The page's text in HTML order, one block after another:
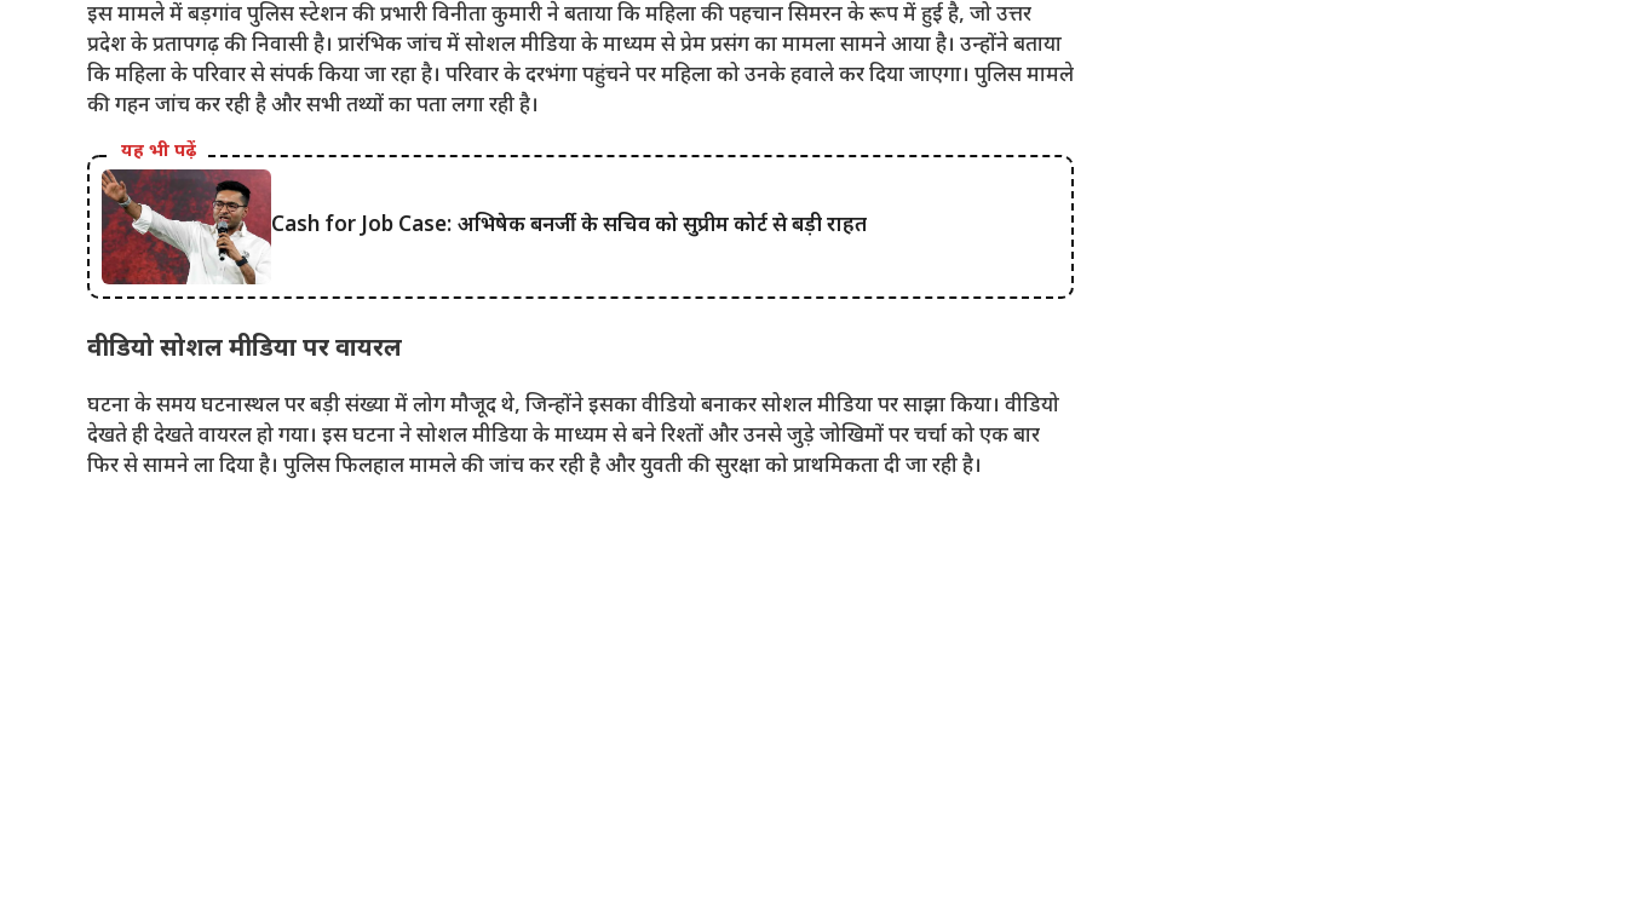
इस मामले में बड़गांव पुलिस स्टेशन की प्रभारी विनीता कुमारी ने बताया कि महिला की पहचान सिमरन के रूप में हुई है, जो उत्तर
प्रदेश के प्रतापगढ़ की निवासी है। प्रारंभिक जांच में सोशल मीडिया के माध्यम से प्रेम प्रसंग का मामला सामने आया है। उन्होंने बताया
कि महिला के परिवार से संपर्क किया जा रहा है। परिवार के दरभंगा पहुंचने पर महिला को उनके हवाले कर दिया जाएगा। पुलिस मामले
की गहन जांच कर रही है और सभी तथ्यों का पता लगा रही है।
यह भी पढ़ें
Cash for Job Case: अभिषेक बनर्जी के सचिव को सुप्रीम कोर्ट से बड़ी राहत
वीडियो सोशल मीडिया पर वायरल
घटना के समय घटनास्थल पर बड़ी संख्या में लोग मौजूद थे, जिन्होंने इसका वीडियो बनाकर सोशल मीडिया पर साझा किया। वीडियो
देखते ही देखते वायरल हो गया। इस घटना ने सोशल मीडिया के माध्यम से बने रिश्तों और उनसे जुड़े जोखिमों पर चर्चा को एक बार
फिर से सामने ला दिया है। पुलिस फिलहाल मामले की जांच कर रही है और युवती की सुरक्षा को प्राथमिकता दी जा रही है।